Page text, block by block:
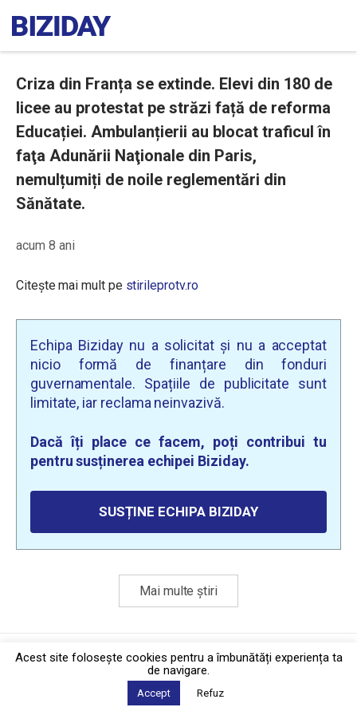
Criza din Franța se extinde. Elevi din 180 de
licee au protestat pe străzi față de reforma
Educației. Ambulanțierii au blocat traficul în
faţa Adunării Naţionale din Paris,
nemulțumiți de noile reglementări din
Sănătate.
acum 8 ani
Citește mai mult pe stirileprotv.ro
Echipa Biziday nu a solicitat și nu a acceptat
nicio formă de finanțare din fonduri
guvernamentale. Spațiile de publicitate sunt
limitate, iar reclama neinvazivă.
Dacă îți place ce facem, poți contribui tu
pentru susținerea echipei Biziday.
SUSȚINE ECHIPA BIZIDAY
Mai multe știri
Politica de confidențialitate·Contact
2026 © Biziday
Acest site foloseşte cookies pentru a îmbunătăți experiența ta
de navigare.
Accept Refuz